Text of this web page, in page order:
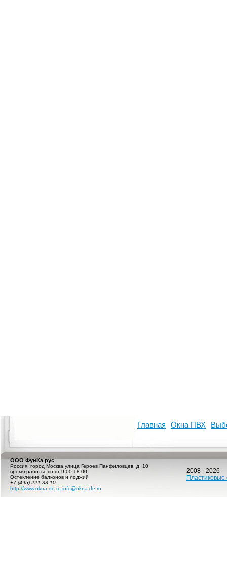
ООО ФунКэ рус
Россия город Москва улица Героев Панфиловцев, д. 10
время работы: пн-пт 9:00-18:00
Остекление балконов и лоджий
+7 (495) 221-33-10
http://www.okna-de.ru info@okna-de.ru
2008 - 2026
Главная Окна ПВХ